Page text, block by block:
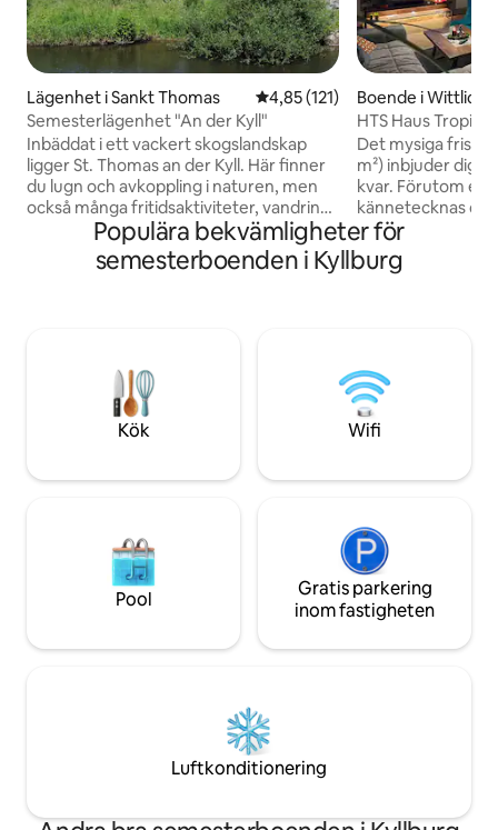
Lägenhet i Sankt Thomas 4,85 av 5 i genomsnittligt
4,85 (121)
Semesterlägenhet "An der Kyll"
Inbäddat i ett vackert skogslandskap
ligger St. Thomas an der Kyll. Här finner
du lugn och avkoppling i naturen, men
också många fritidsaktiviteter, vandring,
cykling och fiskemöjligheter ligger precis
utanför dörren. Bekväm ljus lägenhet
3*** DTV, (80m²) på vinden med trädgård
har en parkeringsplats, förvaringsplats
för cyklar eller motorcyklar. För
information och information finns vi på
plats och hjälper er gärna med att
Utomhuspool i Kyllburg;
håls golfbana i Burbach Under
fiskesäsongen från 15 mars till 15 oktober
kan sportfiskare med ett giltigt federalt
fiskekort köpa fiskekort för Kyll från
cisterciensiska klostret St Thomas, idag
Boende i Wittlich
HTS Haus
bubbelpool
Det mysiga
m²) inbjuder dig
kvar. Förutom ett
kännetecknas det
uppmärksamhet
en bäddsoffa, så
Trädgården
kan hyras på
Respirada.
Populära bekvämligheter för
semesterboenden i Kyllburg
Kök Wifi
Pool
Gratis parkering
inom fastigheten
Luftkonditionering